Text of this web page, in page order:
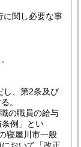
に関し必要な事
し、第2条及び
。
の職員の給与
例」とい
寝屋川市一般